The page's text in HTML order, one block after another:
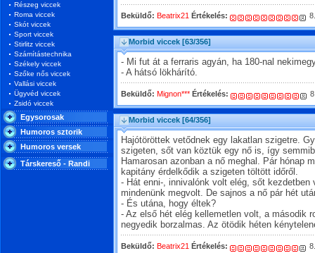
Részeg viccek
Roma viccek
Skót viccek
Sport viccek
Stirlitz viccek
Számítástechnika
Székely viccek
Szőke nős viccek
Vallási viccek
Ügyvéd viccek
Zsidó viccek
Egysorosak
Humoros sztorik
Humoros versek
Társkereső - Randi
Beküldő: Beatrix21 Értékelés:
Morbid viccek [63/356]
- Mi fut át a ferraris agyán, ha 180-nal
- A hátsó lökhárító.
Beküldő: Mignon*** Értékelés:
Morbid viccek [64/356]
Hajótöröttek vetődnek egy lakatlan szigetre.
szigeten, sőt van köztük egy nő is, így
Hamarosan azonban a nő meghal. Pár hónap
kapitány érdelkődik a szigeten töltött időről.
- Hát enni-, innivalónk volt elég, sőt kezdetben
mindenünk megvolt. De sajnos a nő pár hét
- És utána, hogy éltek?
- Az első hét elég kellemetlen volt, a második
negyedik borzalmas. Az ötödik héten
Beküldő: Beatrix21 Értékelés: